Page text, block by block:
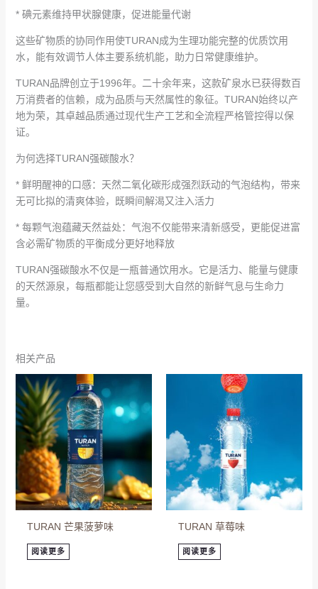
* 碘元素维持甲状腺健康，促进能量代谢
这些矿物质的协同作用使TURAN成为生理功能完整的优质饮用
水，能有效调节人体主要系统机能，助力日常健康维护。
TURAN品牌创立于1996年。二十余年来，这款矿泉水已获得数百
万消费者的信赖，成为品质与天然属性的象征。TURAN始终以产
地为荣，其卓越品质通过现代生产工艺和全流程严格管控得以保
证。
为何选择TURAN强碳酸水？
* 鲜明醒神的口感：天然二氧化碳形成强烈跃动的气泡结构，带来
无可比拟的清爽体验，既瞬间解渴又注入活力
* 每颗气泡蕴藏天然益处：气泡不仅能带来清新感受，更能促进富
含必需矿物质的平衡成分更好地释放
TURAN强碳酸水不仅是一瓶普通饮用水。它是活力、能量与健康
的天然源泉，每瓶都能让您感受到大自然的新鲜气息与生命力
量。
相关产品
TURAN 芒果菠萝味
阅读更多
TURAN 草莓味
阅读更多